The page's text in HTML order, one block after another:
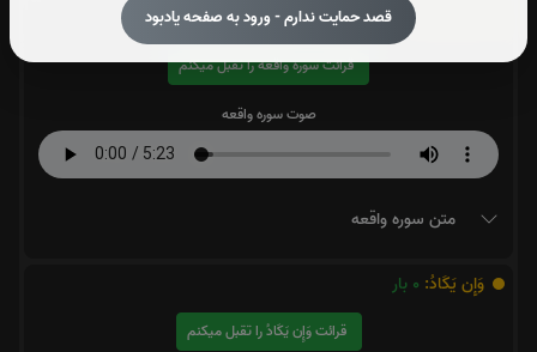
قصد حمایت ندارم - ورود به صفحه یادبود سوره واقعه: بار
قرائت سوره واقعه را تقبل میکنم
صوت سوره واقعه
متن سوره واقعه
وَإِن يَكَادُ: 0 بار
قرائت وَإِن يَكَادُ را تقبل میکنم